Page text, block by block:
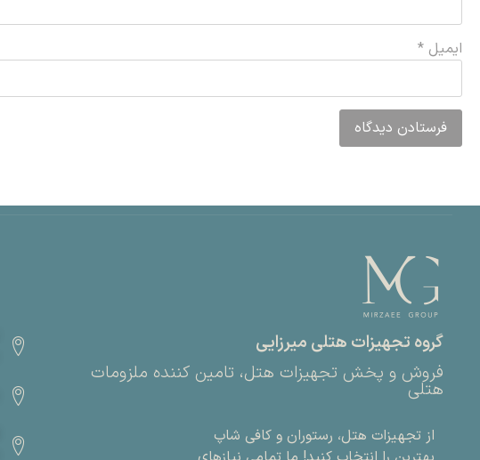
ایمیل *
گروه تجهیزات هتلی میرزایی
فروش و پخش تجهیزات هتل، تامین کننده ملزومات
هتلی
از تجهیزات هتل، رستوران و کافی شاپ